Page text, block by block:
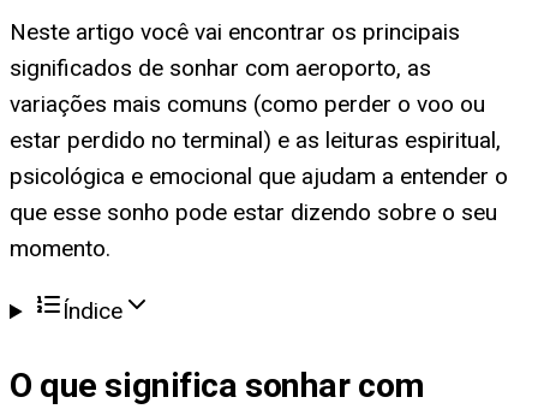
Neste artigo você vai encontrar os principais
significados de sonhar com aeroporto, as
variações mais comuns (como perder o voo ou
estar perdido no terminal) e as leituras espiritual,
psicológica e emocional que ajudam a entender o
que esse sonho pode estar dizendo sobre o seu
momento.
Índice
O que significa sonhar com